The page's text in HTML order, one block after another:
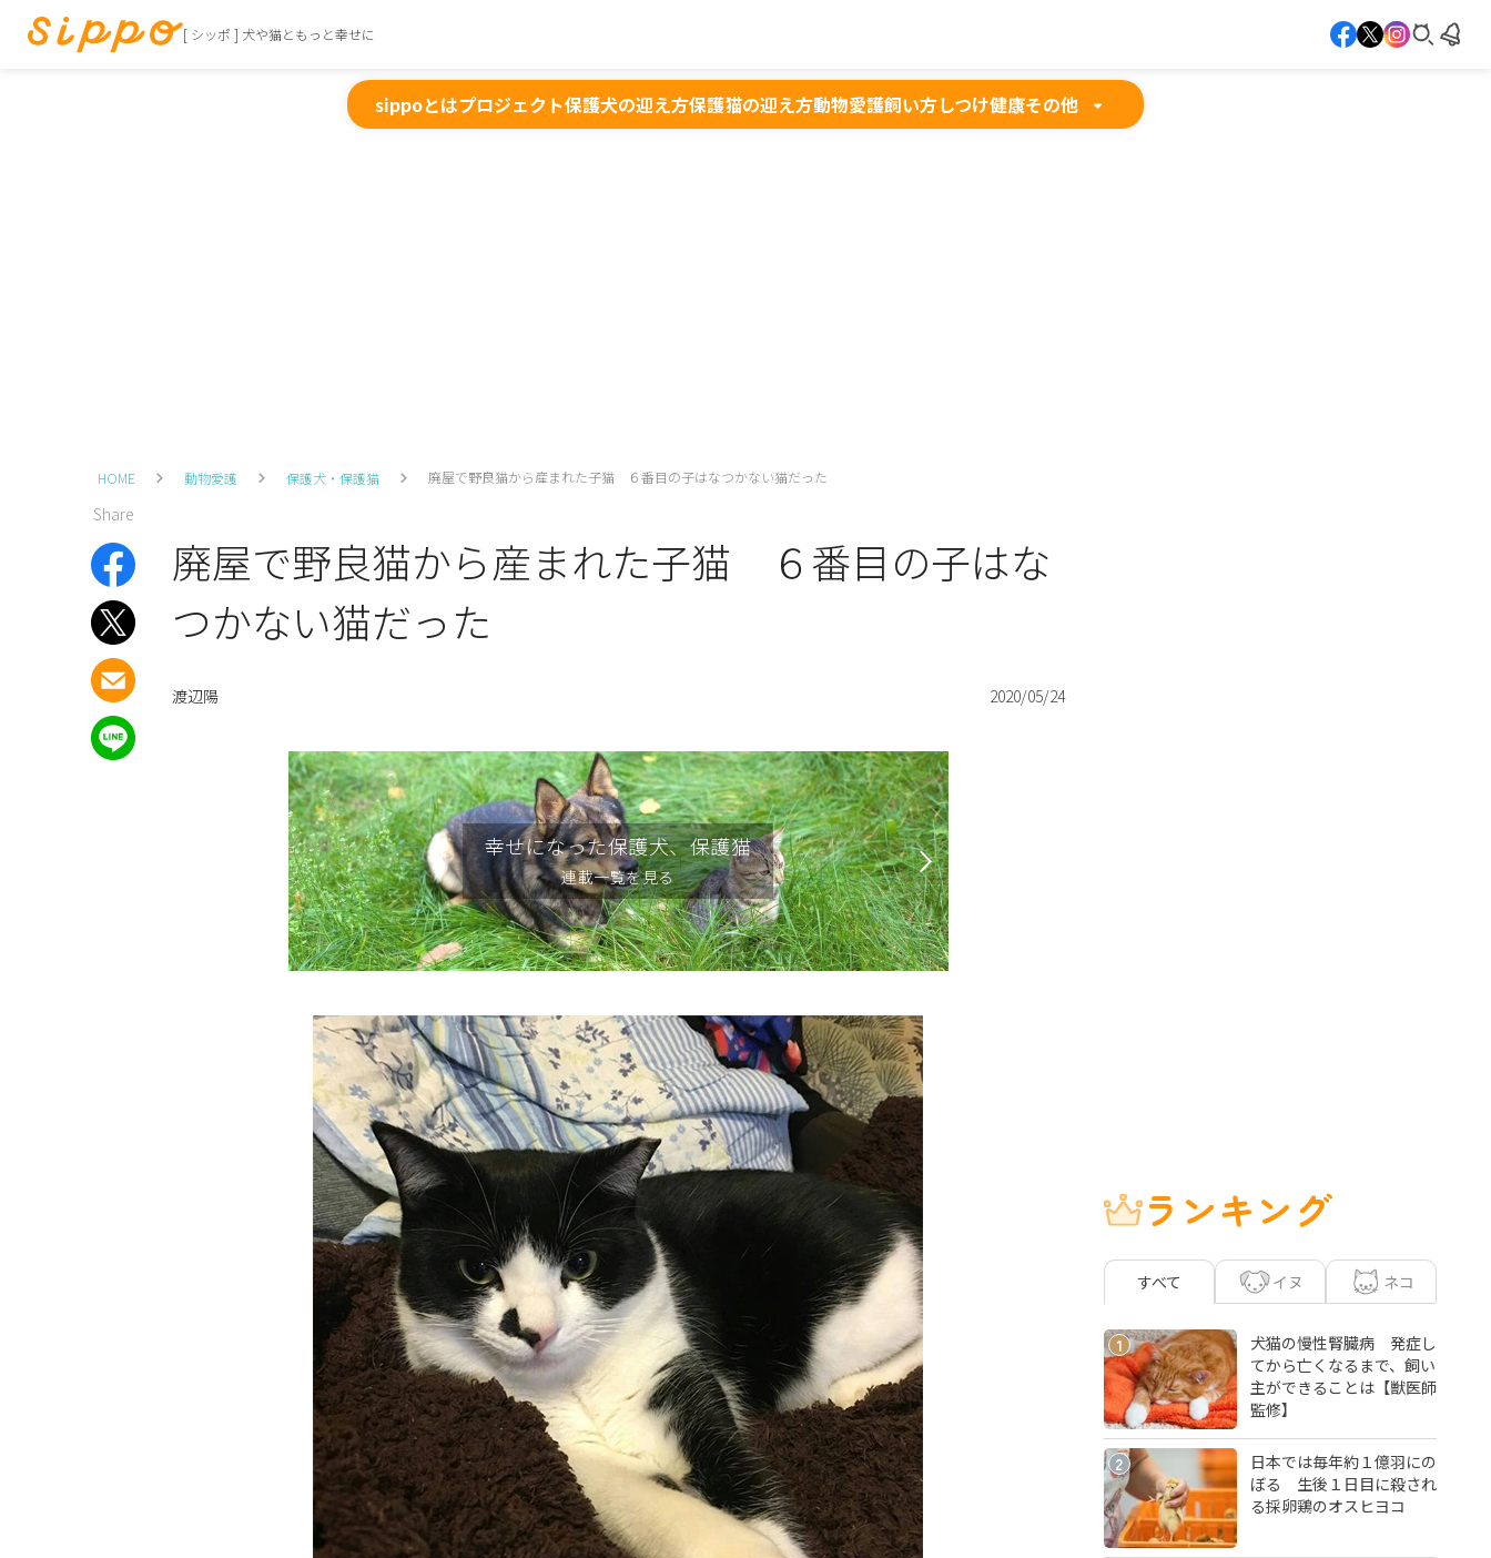
[ シッポ ] 犬や猫ともっと幸せに
sippoとはプロジェクト保護犬の迎え方保護猫の迎え方動物愛護飼い方しつけ健康その他
HOME 動物愛護 保護犬・保護猫 廃屋で野良猫から産まれた子猫 ６番目の子はなつかない猫だった
Share
廃屋で野良猫から産まれた子猫 ６番目の子はな
つかない猫だった
渡辺陽 2020/05/24
幸せになった保護犬、保護猫
連載一覧を見る
ランキング
すべて イヌ ネコ
1
犬猫の慢性腎臓病 発症し
てから亡くなるまで、飼い
主ができることは【獣医師
監修】
2
日本では毎年約１億羽にの
ぼる 生後１日目に殺され
る採卵鶏のオスヒヨコ